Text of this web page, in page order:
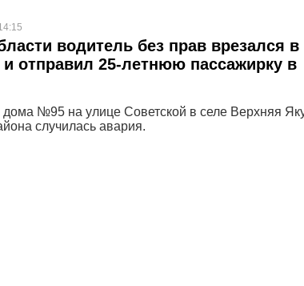
водитель без прав врезался в
отправил 25-летнюю пассажирку в
дома №95 на улице Советской в селе Верхняя
случилась авария.